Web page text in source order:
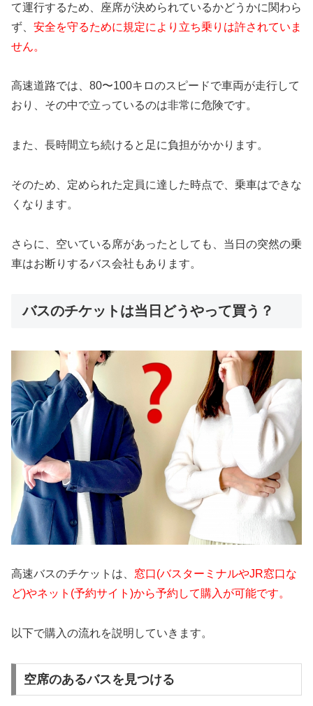
て運行するため、座席が決められているかどうかに関わら
ず、 安全を守るために規定により立ち乗りは許されていま
せん。
高速道路では、80〜100キロのスピードで車両が走行して
おり、その中で立っているのは非常に危険です。
また、長時間立ち続けると足に負担がかかります。
そのため、定められた定員に達した時点で、乗車はできな
くなります。
さらに、空いている席があったとしても、当日の突然の乗
車はお断りするバス会社もあります。
バスのチケットは当日どうやって買う？
高速バスのチケットは、 窓口(バスターミナルやJR窓口な
ど)やネット(予約サイト)から予約して購入が可能です。
以下で購入の流れを説明していきます。
空席のあるバスを見つける